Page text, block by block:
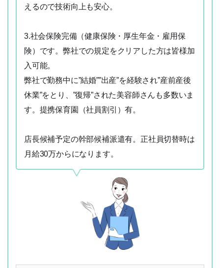
えるので技術向上も安心。
3.社会保険完備（健康保険・厚生年金・雇用保
険）です。弊社での規定をクリアした方は皆様加
入可能。
弊社で勤務中に”結婚””出産”を経験され”産前産後
休業”をとり、”復帰”された美容師さんも多数いま
す。提携保育園（社員割引）有。
店長候補予定の幹部候補派遣有。正社員切替時は
月給30万からになります。